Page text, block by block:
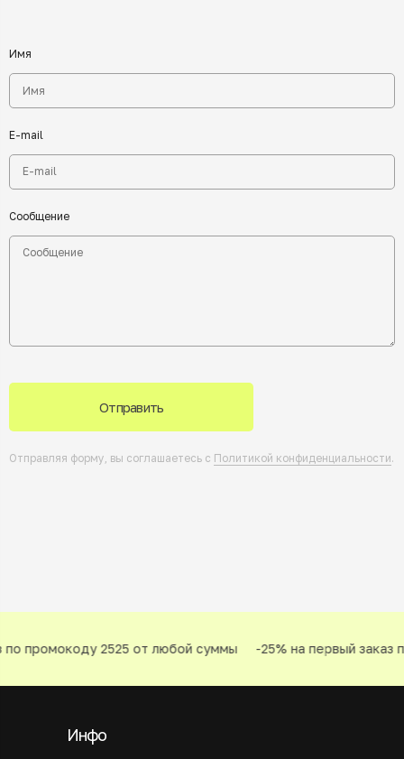
Имя
E-mail
Сообщение
Отправить
Отправляя форму, вы соглашаетесь с Политикой конфиденциальности.
промокоду 2525 от любой суммы -25% на первый заказ
Инфо